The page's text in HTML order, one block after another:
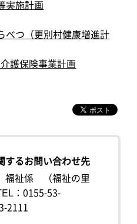
実施計画
べつ（更別村健康増進計
護保険事業計画
するお問い合わせ先
祉係 （福祉の里
：0155-53-
2111